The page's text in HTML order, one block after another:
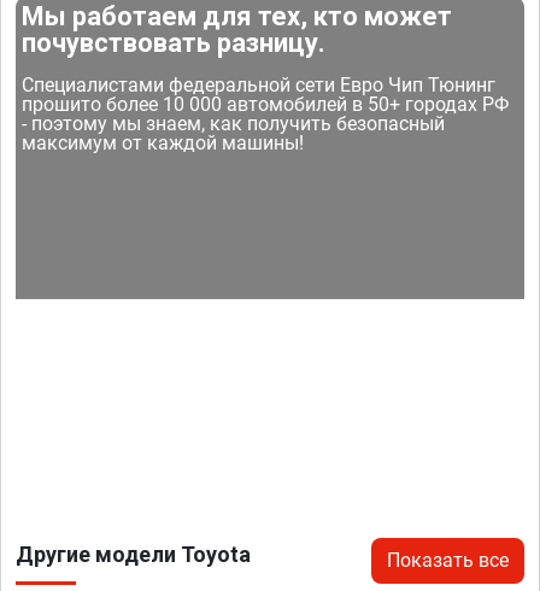
Мы работаем для тех, кто может
почувствовать разницу.
Специалистами федеральной сети Евро Чип Тюнинг
прошито более 10 000 автомобилей в 50+ городах РФ
- поэтому мы знаем, как получить безопасный
максимум от каждой машины!
Другие модели Toyota Показать все